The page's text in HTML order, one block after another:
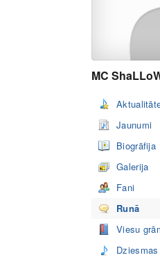
MC
Jaunumi
Biogrāfija
Galerija
Fani
Runā
Viesu
Dziesmas